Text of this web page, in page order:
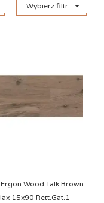
Wybierz filtr 
Ergon Wood Talk Brown
15x90 Rett.Gat.1